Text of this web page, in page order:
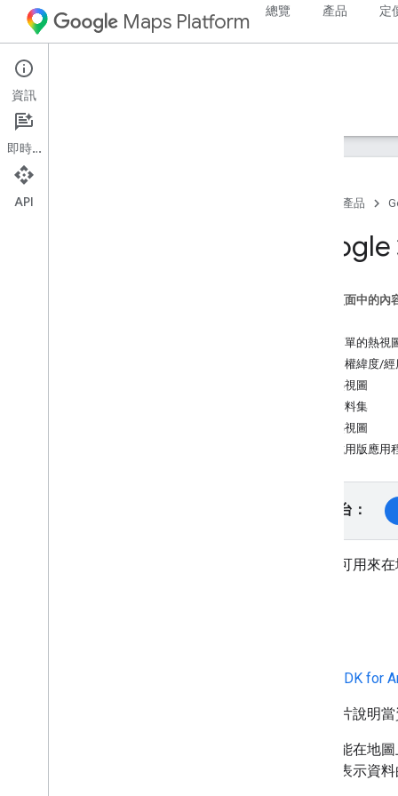
Maps Platform 總覽 產品 定
Android
指南
產品
這個頁面中的內
新增簡單的熱視
使用加權緯度/
自訂熱視圖
變更資料集
移除熱視圖
查看試用版應用
選取平台：
熱視圖可用來
Maps SDK for
這部影片說明
熱視圖能在地
顏色來表示資
資訊
即時通訊
API